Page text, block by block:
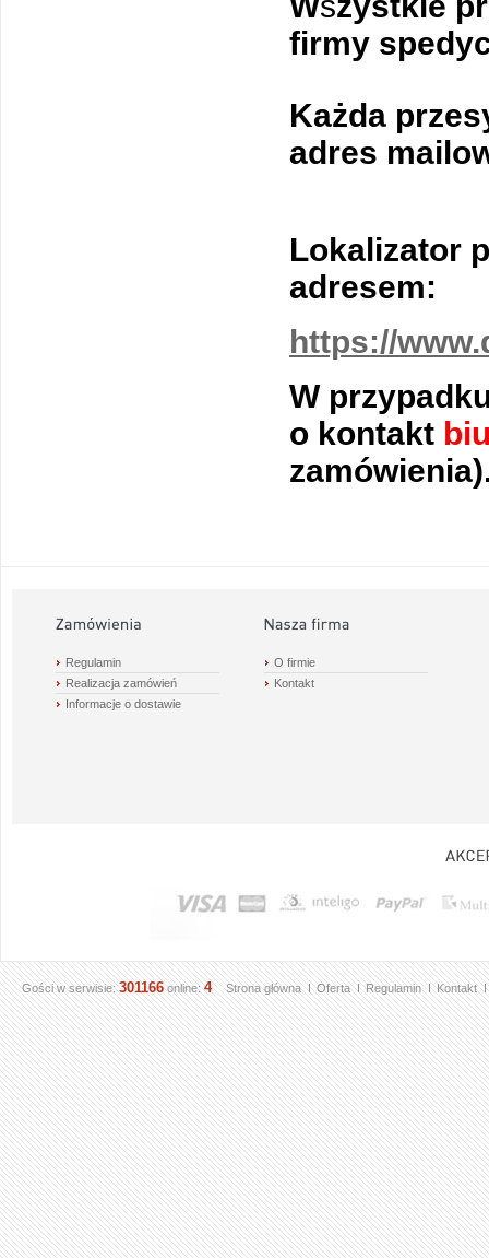
firmy
Każda
adres
Lokalizator
adresem:
https://
W
o kontakt
Regulamin
Realizacja zamówień
Informacje o dostawie
O firmie
Kontakt
Strona główna Oferta Regulamin Kontakt
Gości w serwisie: 301166 online: 4